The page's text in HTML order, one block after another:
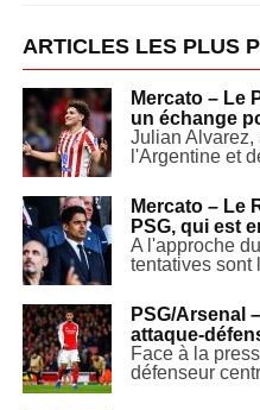
ARTICLES LES PLUS
Mercato – Le
un échange
Julian Alvarez,
l'Argentine et
Mercato – Le
PSG, qui est
A l'approche
tentatives sont
PSG/Arsenal
attaque-
Face à la
défenseur